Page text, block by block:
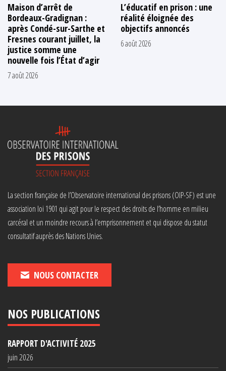
Maison d’arrêt de
Bordeaux-Gradignan :
après Condé-sur-Sarthe et
Fresnes courant juillet, la
justice somme une
nouvelle fois l’État d’agir
7 août 2026
L’éducatif en prison : une
réalité éloignée des
objectifs annoncés
6 août 2026
La section française de l’Observatoire international des prisons (OIP-SF) est une
association loi 1901 qui agit pour le respect des droits de l’homme en milieu
carcéral et un moindre recours à l’emprisonnement et qui dispose du statut
consultatif auprès des Nations Unies.
NOUS CONTACTER
NOS PUBLICATIONS
RAPPORT D'ACTIVITÉ 2025
juin 2026